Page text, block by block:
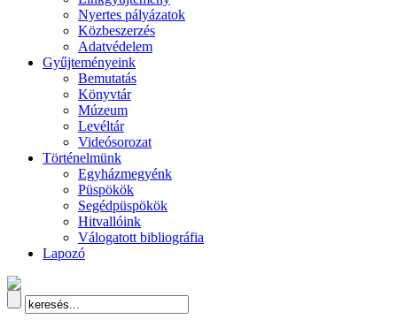
Nyertes pályázatok
Közbeszerzés
Adatvédelem
Gyűjteményeink
Bemutatás
Könyvtár
Múzeum
Levéltár
Videósorozat
Történelmünk
Egyházmegyénk
Püspökök
Segédpüspökök
Hitvallóink
Válogatott bibliográfia
Lapozó